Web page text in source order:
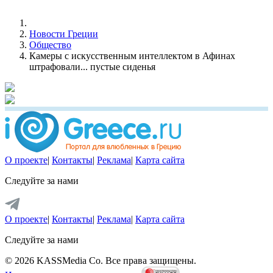
Новости Греции
Общество
Камеры с искусственным интеллектом в Афинах
штрафовали... пустые сиденья
О проекте| Контакты| Реклама| Карта сайта
Следуйте за нами
О проекте| Контакты| Реклама| Карта сайта
Следуйте за нами
© 2026 KASSMedia Co. Все права защищены.